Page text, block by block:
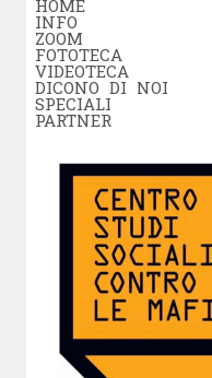
HOME
INFO
ZOOM
FOTOTECA
VIDEOTECA
DICONO DI NOI
SPECIALI
PARTNER